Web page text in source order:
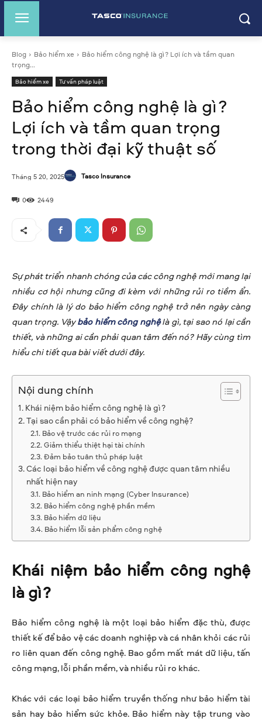
Blog Bảo hiểm xe
Bảo hiểm công nghệ là gì? Lợi ích và tầm quan
trọng...
Bảo hiểm xe Tư vấn pháp luật
Bảo hiểm công nghệ là gì?
Lợi ích và tầm quan trọng
trong thời đại kỹ thuật số
0 2449
Tháng 5 20, 2025 Tasco Insurance
Sự phát triển nhanh chóng của các công nghệ mới mang lại
nhiều cơ hội nhưng cũng đi kèm với những rủi ro tiềm ẩn.
Đây chính là lý do bảo hiểm công nghệ trở nên ngày càng
quan trọng. Vậybảo hiểm công nghệlà gì, tại sao nó lại cần
thiết, và những ai cần phải quan tâm đến nó? Hãy cùng tìm
hiểu chi tiết qua bài viết dưới đây.
Nội dung chính
Khái niệm bảo hiểm công nghệ là gì?
Tại sao cần phải có bảo hiểm về công nghệ?
Bảo vệ trước các rủi ro mạng
Giảm thiểu thiệt hại tài chính
Đảm bảo tuân thủ pháp luật
Các loại bảo hiểm về công nghệ được quan tâm nhiều
nhất hiện nay
Bảo hiểm an ninh mạng (Cyber Insurance)
Bảo hiểm công nghệ phần mềm
Bảo hiểm dữ liệu
Bảo hiểm lỗi sản phẩm công nghệ
Khái niệm bảo hiểm công nghệ
là gì?
Bảo hiểm công nghệ là một loại bảo hiểm đặc thù, được
thiết kế để bảo vệ các doanh nghiệp và cá nhân khỏi các rủi
ro liên quan đến công nghệ. Bao gồm mất mát dữ liệu, tấn
công mạng, lỗi phần mềm, và nhiều rủi ro khác.
Khác với các loại bảo hiểm truyền thống như bảo hiểm tài
sản hay bảo hiểm sức khỏe. Bảo hiểm này tập trung vào